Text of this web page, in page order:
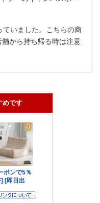
ていました。こちらの商
から持ち帰る時は注意
めです